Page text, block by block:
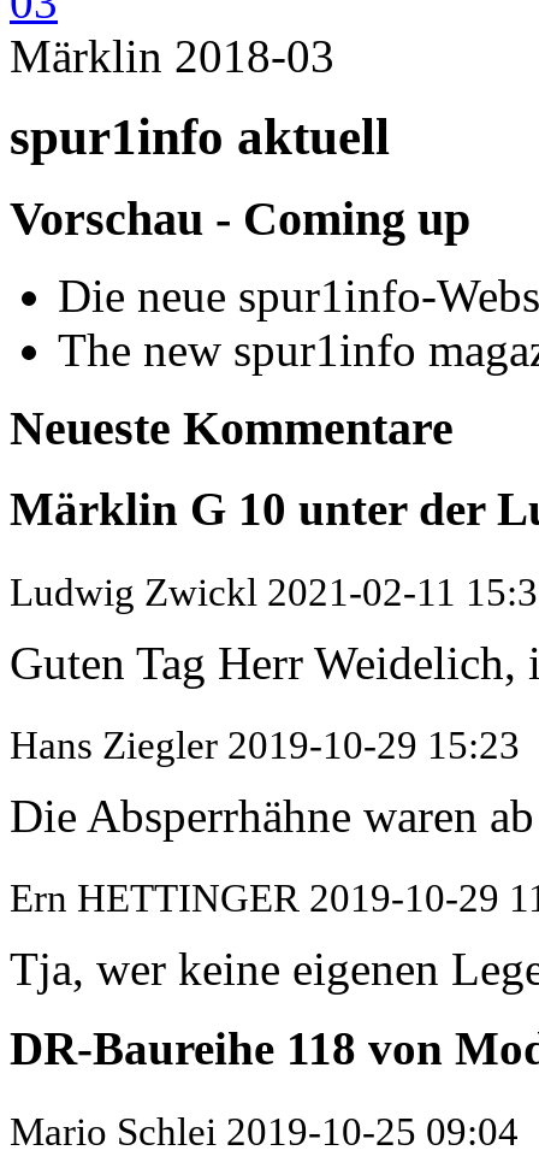
Märklin 2018-03
spur1info aktuell
Vorschau - Coming up
Die neue spur1info-
The new spur1info
Neueste Kommentare
Märklin G 10 unter der
Ludwig Zwickl 2021-02-11
Guten Tag Herr
Hans Ziegler 2019-10-29 15:23
Die Absperrhähne waren
Ern HETTINGER 2019-10-29
Tja, wer keine eigenen
DR-Baureihe 118 von
Mario Schlei 2019-10-25 09:04